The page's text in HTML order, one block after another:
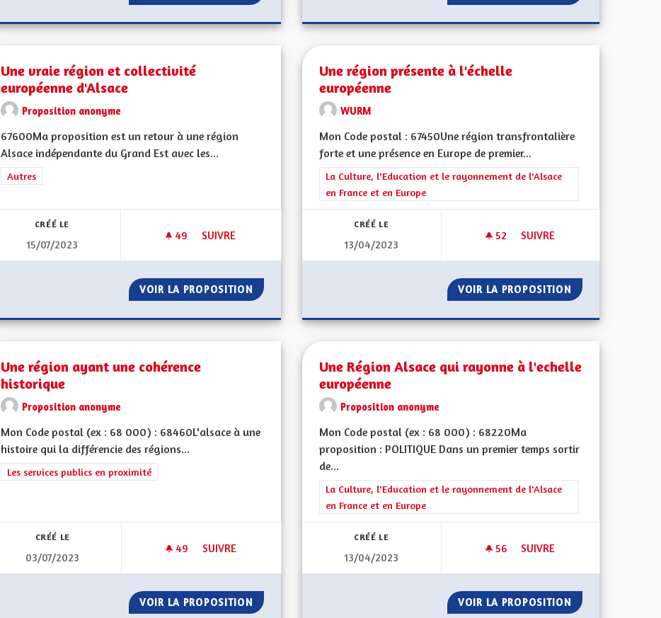
Une vraie région et collectivité
européenne d'Alsace
Proposition anonyme
67600Ma proposition est un retour à une région
Alsace indépendante du Grand Est avec les...
Filtrer les résultats de la catégorie : Autres
Autres
CRÉÉ LE
15/07/2023
49 49 ABONNÉS
SUIVRE
UNE VRAIE RÉGION ET COLLECTIVITÉ EUROPÉENNE D'ALSACE
VOIR LA PROPOSITION UNE VRAIE RÉGION ET COLLECTIVITÉ EUROPÉENNE D'ALSACE
Une région présente à l'échelle
européenne
WURM
Mon Code postal : 67450Une région transfrontalière
forte et une présence en Europe de premier...
Filtrer les résultats de la catégorie : La Culture, l'Education et le
La Culture, l'Education et le rayonnement de l'Alsace
en France et en Europe
CRÉÉ LE
13/04/2023
52 52 ABONNÉS
SUIVRE
VOIR LA PROPOSITION UNE RÉGION
Une région ayant une cohérence
historique
Proposition anonyme
Mon Code postal (ex : 68 000) : 68460L'alsace à une
histoire qui la différencie des régions...
Filtrer les résultats de la catégorie : Les services publics en proximité
Les services publics en proximité
CRÉÉ LE
03/07/2023
49 49 ABONNÉS
SUIVRE
UNE RÉGION AYANT UNE COHÉRENCE HISTORIQUE
VOIR LA PROPOSITION UNE RÉGION AYANT UNE COHÉRENCE HISTORIQUE
Une Région Alsace qui rayonne à l'echelle
européenne
Proposition anonyme
Mon Code postal (ex : 68 000) : 68220Ma
proposition : POLITIQUE Dans un premier temps sortir
de...
Filtrer les résultats de la catégorie : La Culture, l'Education et le
La Culture, l'Education et le rayonnement de l'Alsace
en France et en Europe
CRÉÉ LE
13/04/2023
56 56 ABONNÉS
SUIVRE
VOIR LA PROPOSITION UNE RÉGION